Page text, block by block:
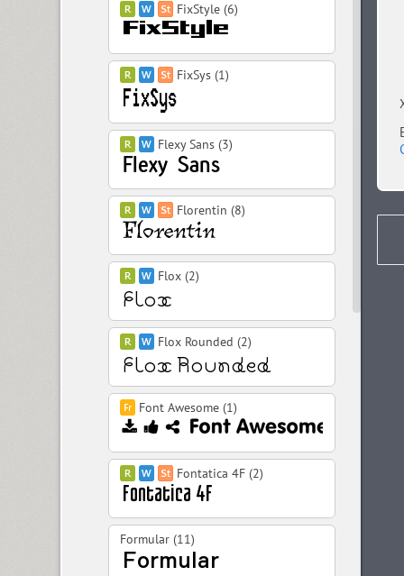
FixStyle (6)
FixSys (1)
Flexy Sans (3)
Florentin (8)
Flox (2)
Flox Rounded (2)
Font Awesome (1)
Fontatica 4F (2)
Formular (11)